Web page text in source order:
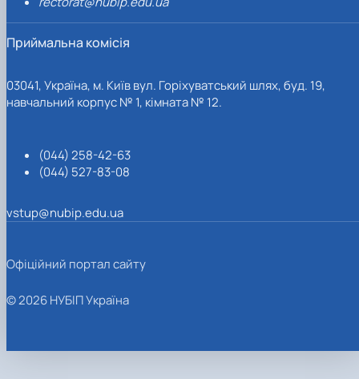
Приймальна комісія
03041, Україна, м. Київ вул. Горіхуватський шлях, буд. 19,
навчальний корпус № 1, кімната № 12.
(044) 258-42-63
(044) 527-83-08
vstup@nubip.edu.ua
Офіційний портал сайту
© 2026 НУБІП Україна